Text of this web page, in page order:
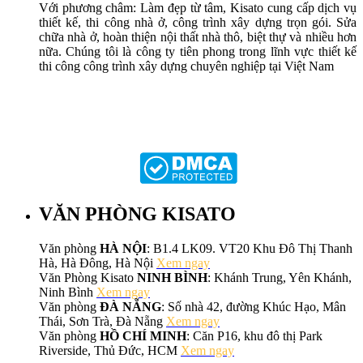
Với phương châm: Làm đẹp từ tâm, Kisato cung cấp dịch vụ
thiết kế, thi công nhà ở, công trình xây dựng trọn gói. Sửa
chữa nhà ở, hoàn thiện nội thất nhà thô, biệt thự và nhiều hơn
nữa. Chúng tôi là công ty tiên phong trong lĩnh vực thiết kế
thi công công trình xây dựng chuyên nghiệp tại Việt Nam
VĂN PHÒNG KISATO
Văn phòng HÀ NỘI: B1.4 LK09. VT20 Khu Đô Thị Thanh
Hà, Hà Đông, Hà Nội Xem ngay
Văn Phòng Kisato NINH BÌNH: Khánh Trung, Yên Khánh,
Ninh Bình Xem ngay
Văn phòng ĐÀ NẴNG: Số nhà 42, đường Khúc Hạo, Mân
Thái, Sơn Trà, Đà Nẵng Xem ngay
Văn phòng HỒ CHÍ MINH: Căn P16, khu đô thị Park
Riverside, Thủ Đức, HCM Xem ngay